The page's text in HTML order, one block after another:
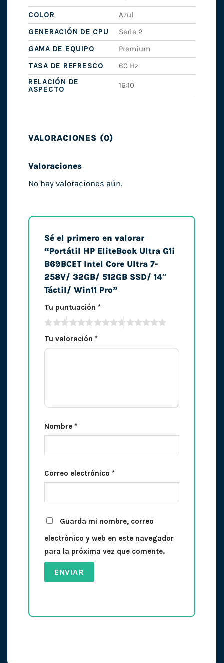
COLOR
Azul
GENERACIÓN DE CPU
Serie 2
GAMA DE EQUIPO
Premium
TASA DE REFRESCO
60 Hz
RELACIÓN DE
ASPECTO
16:10
VALORACIONES (0)
Valoraciones
No hay valoraciones aún.
Sé el primero en valorar
“Portátil HP EliteBook Ultra G1i
B69BCET Intel Core Ultra 7-
258V/ 32GB/ 512GB SSD/ 14″
Táctil/ Win11 Pro”
Tu puntuación *
Tu valoración *
Nombre *
Correo electrónico *
Guarda mi nombre, correo
electrónico y web en este navegador
para la próxima vez que comente.